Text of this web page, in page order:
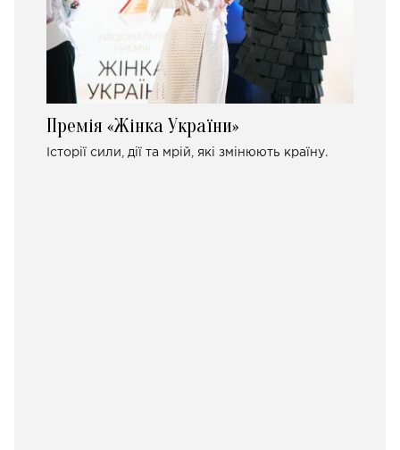
Премія «Жінка України»
Історії сили, дії та мрій, які змінюють країну.